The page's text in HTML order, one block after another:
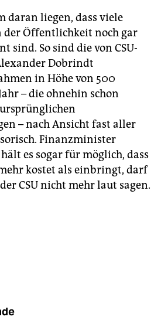
daran liegen, dass viele
der Öffentlichkeit noch gar
sind. So sind die von CSU-
Dobrindt
in Höhe von 500
– die ohnehin schon
– nach Ansicht fast aller
Finanzminister
es sogar für möglich, dass
kostet als einbringt, darf
CSU nicht mehr laut sagen.